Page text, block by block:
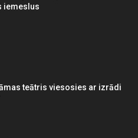
iemeslus
teātris viesosies ar izrādi